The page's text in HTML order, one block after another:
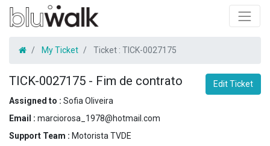
My Ticket Ticket : TICK-0027175
TICK-0027175 - Fim de contrato
Edit Ticket
Assigned to : Sofia Oliveira
Email : marciorosa_1978@hotmail.com
Support Team : Motorista TVDE